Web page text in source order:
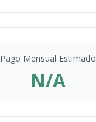
Pago Mensual Estimado
N/A